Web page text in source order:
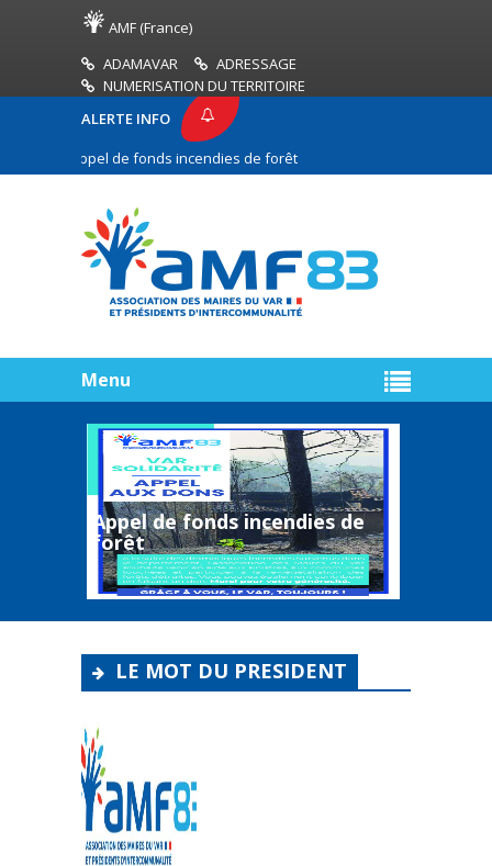
AMF (France)
ADAMAVAR
ADRESSAGE
NUMERISATION DU TERRITOIRE
ALERTE INFO
de fonds incendies de forêt
Menu
Appel de fonds incendies de
forêt
LE MOT DU PRESIDENT